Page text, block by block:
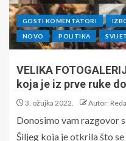
GOSTI KOMENTATORI
NOVO POLITIKA
VELIKA
koja je iz prve ruke
3. ožujka 2022. Autor:
Donosimo vam razgovor
Šiljeg koja je otkrila što se